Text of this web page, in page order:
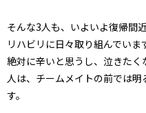
そんな3人も、いよいよ復帰間
リハビリに日々取り組んでいま
絶対に辛いと思うし、泣きた
人は、チームメイトの前では
す。